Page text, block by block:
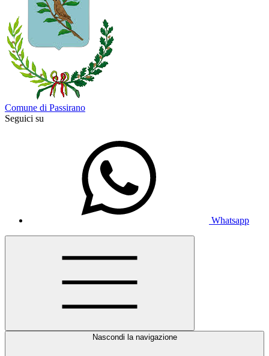
Comune di Passirano
Seguici su
Whatsapp
Nascondi la navigazione